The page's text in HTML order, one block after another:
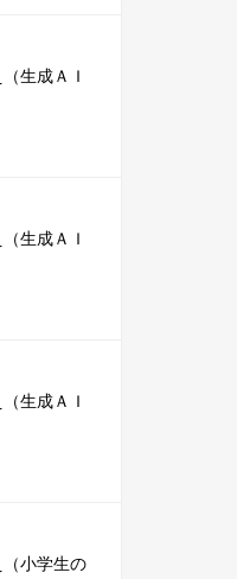
生成ＡＩ
生成ＡＩ
生成ＡＩ
小学生の